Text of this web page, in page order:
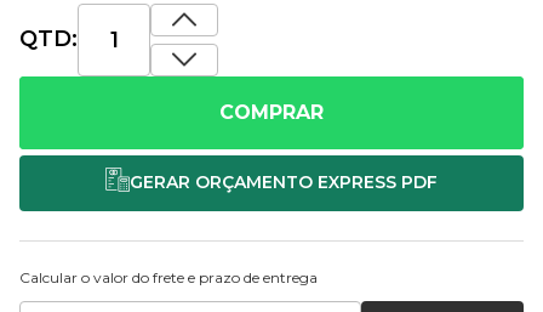
QTD:
COMPRAR
Calcular o valor do frete e prazo de entrega